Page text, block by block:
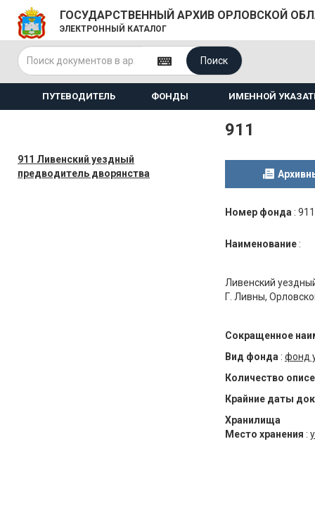
ГОСУДАРСТВЕННЫЙ АРХИВ ОРЛОВСКОЙ
ЭЛЕКТРОННЫЙ КАТАЛОГ
Поиск
ПУТЕВОДИТЕЛЬ ФОНДЫ ИМЕННОЙ
911 Ливенский уездный
предводитель дворянства
911
Номер фонда : 911
Наименование :
Ливенский
Г. Ливны,
Сокращенное
Вид фонда : фонд
Количество
Крайние даты
Хранилища
Место хранения :